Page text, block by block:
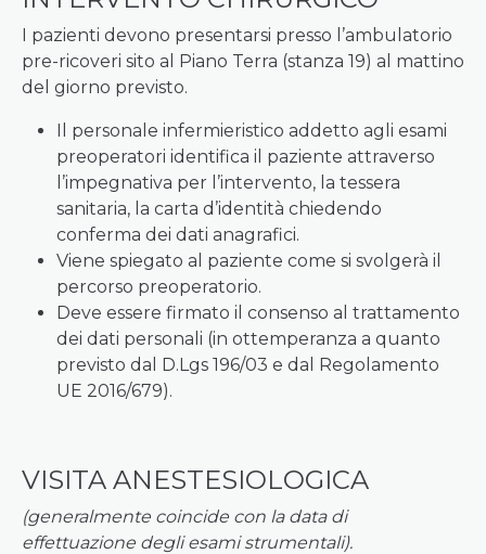
I pazienti devono presentarsi presso l’ambulatorio
pre-ricoveri sito al Piano Terra (stanza 19) al mattino
del giorno previsto.
Il personale infermieristico addetto agli esami
preoperatori identifica il paziente attraverso
l’impegnativa per l’intervento, la tessera
sanitaria, la carta d’identità chiedendo
conferma dei dati anagrafici.
Viene spiegato al paziente come si svolgerà il
percorso preoperatorio.
Deve essere firmato il consenso al trattamento
dei dati personali (in ottemperanza a quanto
previsto dal D.Lgs 196/03 e dal Regolamento
UE 2016/679).
VISITA ANESTESIOLOGICA
(generalmente coincide con la data di
effettuazione degli esami strumentali).